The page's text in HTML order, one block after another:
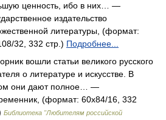
ценность, ибо в них… —
издательство
литературы, (формат:
32, 332 стр.) Подробнее...
вошли статьи великого русского
о литературе и искусстве. В
они дают полное… —
(формат: 60x84/16, 332
Библиотека "Любителям российской